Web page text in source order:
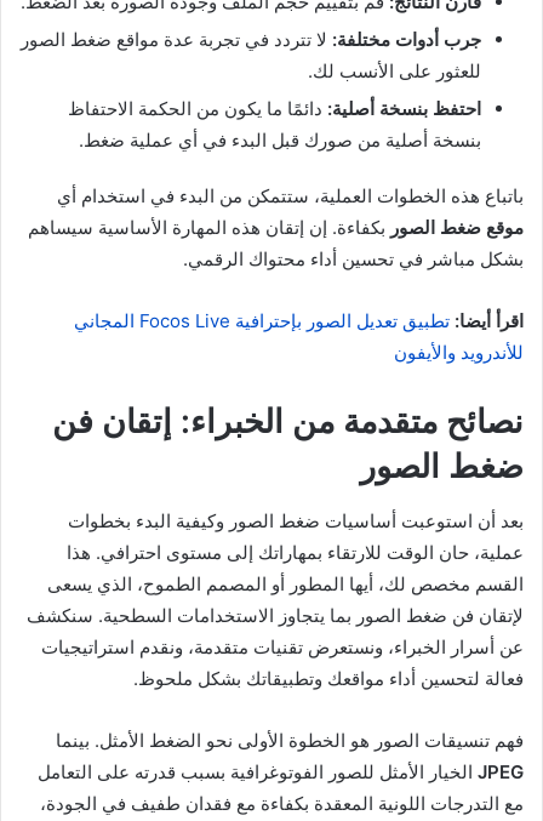
جرب أدوات مختلفة: لا تتردد في تجربة عدة مواقع ضغط الصور
للعثور على الأنسب لك.
احتفظ بنسخة أصلية: دائمًا ما يكون من الحكمة الاحتفاظ
بنسخة أصلية من صورك قبل البدء في أي عملية ضغط.
باتباع هذه الخطوات العملية، ستتمكن من البدء في استخدام أي
موقع ضغط الصور بكفاءة. إن إتقان هذه المهارة الأساسية سيساهم
بشكل مباشر في تحسين أداء محتواك الرقمي.
اقرأ أيضا:
تطبيق تعديل الصور بإحترافية Focos Live المجاني
للأندرويد والأيفون
نصائح متقدمة من الخبراء: إتقان فن
ضغط الصور
بعد أن استوعبت أساسيات ضغط الصور وكيفية البدء بخطوات
عملية، حان الوقت للارتقاء بمهاراتك إلى مستوى احترافي. هذا
القسم مخصص لك، أيها المطور أو المصمم الطموح، الذي يسعى
لإتقان فن ضغط الصور بما يتجاوز الاستخدامات السطحية. سنكشف
عن أسرار الخبراء، ونستعرض تقنيات متقدمة، ونقدم استراتيجيات
فعالة لتحسين أداء مواقعك وتطبيقاتك بشكل ملحوظ.
فهم تنسيقات الصور هو الخطوة الأولى نحو الضغط الأمثل. بينما
JPEG الخيار الأمثل للصور الفوتوغرافية بسبب قدرته على التعامل
مع التدرجات اللونية المعقدة بكفاءة مع فقدان طفيف في الجودة،